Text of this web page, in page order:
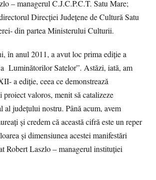
– managerul C.J.C.P.C.T. Satu Mare;
Direcției Județene de Cultură Satu
din partea Ministerului Culturii.
în anul 2011, a avut loc prima ediție a
Luminătorilor Satelor”. Astăzi, iată, am
a ediție, ceea ce demonstrează
proiect valoros, menit să catalizeze
al județului nostru. Până acum, avem
și credem că această cifră este un reper
și dimensiunea acestei manifestări
Robert Laszlo – managerul instituției